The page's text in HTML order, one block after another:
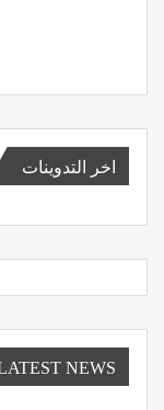
اخر التدوينات
NEWS